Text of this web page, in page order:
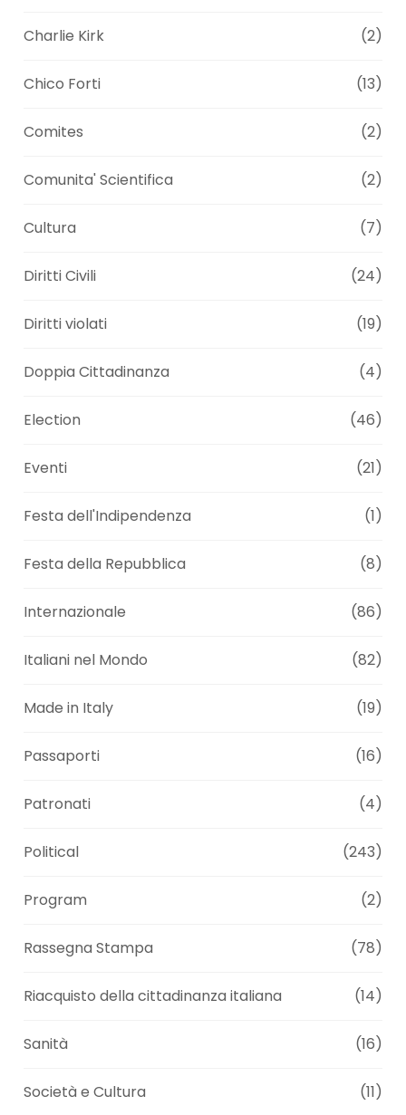
Charlie Kirk (2)
Chico Forti (13)
Comites (2)
Comunita' Scientifica (2)
Cultura (7)
Diritti Civili (24)
Diritti violati (19)
Doppia Cittadinanza (4)
Election (46)
Eventi (21)
Festa dell'Indipendenza (1)
Festa della Repubblica (8)
Internazionale (86)
Italiani nel Mondo (82)
Made in Italy (19)
Passaporti (16)
Patronati (4)
Political (243)
Program (2)
Rassegna Stampa (78)
Riacquisto della cittadinanza italiana (14)
Sanità (16)
Società e Cultura (11)